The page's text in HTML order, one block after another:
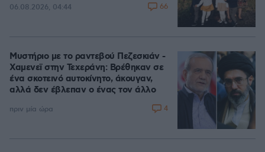
06.08.2026, 04:44 66
Μυστήριο με το ραντεβού Πεζεσκιάν -
Χαμενεϊ στην Τεχεράνη: Βρέθηκαν σε
ένα σκοτεινό αυτοκίνητο, άκουγαν,
αλλά δεν έβλεπαν ο ένας τον άλλο
πριν μία ώρα 4